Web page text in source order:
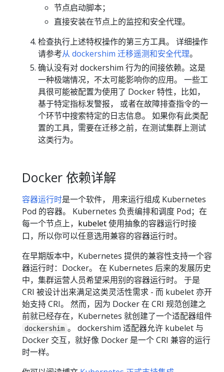
节点启动脚本；
直接安装在节点上的监控和安全代理。
检查执行上述特权操作的第三方工具。 详细操作
请参考从 dockershim 迁移遥测和安全代理。
确认没有对 dockershim 行为的间接依赖。这是
一种极端情况，不太可能影响你的应用。 一些工
具很可能被配置为使用了 Docker 特性，比如，
基于特定指标发警报， 或者在故障排查指令的一
个环节中搜索特定的日志信息。 如果你有此类配
置的工具，需要在迁移之前，在测试集群上测试
这类行为。
Docker 依赖详解
容器运行时是一个软件， 用来运行组成 Kubernetes
Pod 的容器。 Kubernetes 负责编排和调度 Pod；在
每一个节点上， kubelet使用抽象的容器运行时接
口，所以你可以任意选用兼容的容器运行时。
在早期版本中，Kubernetes 提供的兼容性支持一个容
器运行时：Docker。 在 Kubernetes 后来的发展历史
中，集群运营人员希望采用别的容器运行时。 于是
CRI 被设计出来满足这类灵活性需求 - 而 kubelet 亦开
始支持 CRI。 然而，因为 Docker 在 CRI 规范创建之
前就已经存在，Kubernetes 就创建了一个适配器组件
dockershim 。 dockershim 适配器允许 kubelet 与
Docker 交互，就好像 Docker 是一个 CRI 兼容的运行
时一样。